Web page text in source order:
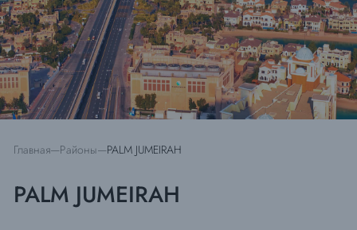
Главная Районы PALM JUMEIRAH
PALM JUMEIRAH